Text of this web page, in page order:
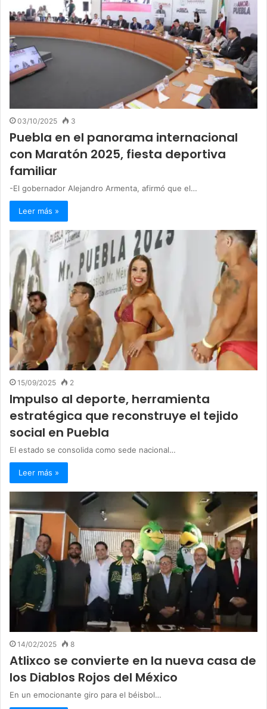
03/10/2025 3
Puebla en el panorama internacional
con Maratón 2025, fiesta deportiva
familiar
-El gobernador Alejandro Armenta, afirmó que el…
Leer más »
15/09/2025 2
Impulso al deporte, herramienta
estratégica que reconstruye el tejido
social en Puebla
El estado se consolida como sede nacional…
Leer más »
14/02/2025 8
Atlixco se convierte en la nueva casa de
los Diablos Rojos del México
En un emocionante giro para el béisbol…